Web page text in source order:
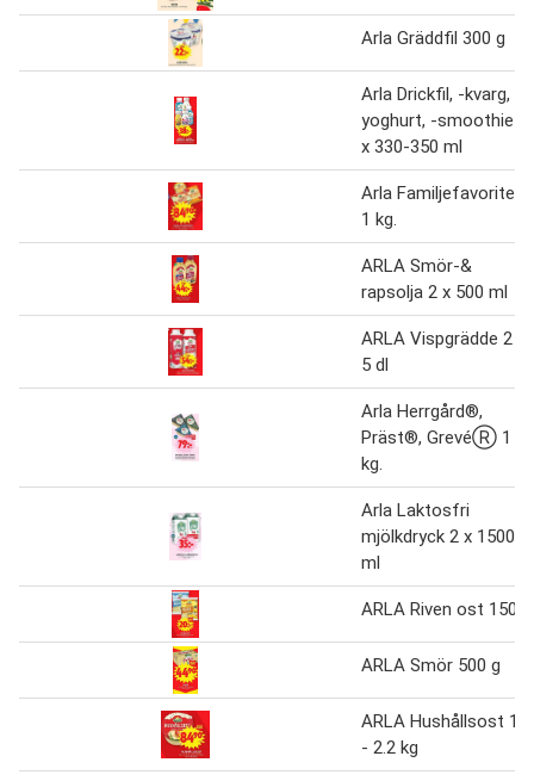
Arla Gräddfil 300 g
Arla Drickfil, -kvarg, -
yoghurt, -smoothie 3
x 330-350 ml
Arla Familjefavoriter
1 kg.
ARLA Smör-&
rapsolja 2 x 500 ml
ARLA Vispgrädde 2 x
5 dl
Arla Herrgård®,
Präst®, GrevéⓇ 1
kg.
Arla Laktosfri
mjölkdryck 2 x 1500
ml
ARLA Riven ost 150 g
ARLA Smör 500 g
ARLA Hushållsost 1.1
- 2.2 kg